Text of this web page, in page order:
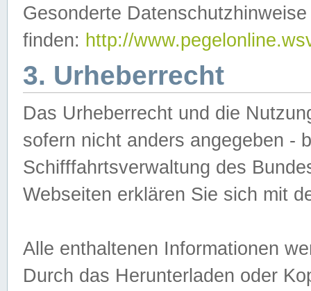
Gesonderte
finden: http://
3. Urheberrecht
Das Urheberrecht und die
sofern nicht anders angegeben -
Schifffahrtsverwaltung des
Webseiten erklären Sie sich mit
Alle enthaltenen Informationen
Durch das Herunterladen oder